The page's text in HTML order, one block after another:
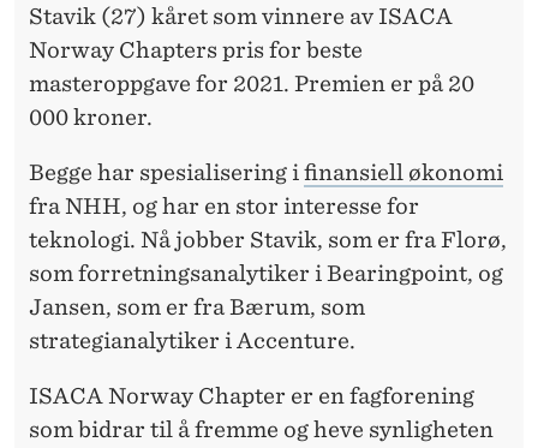
Stavik (27) kåret som vinnere av ISACA
Norway Chapters pris for beste
masteroppgave for 2021. Premien er på 20
000 kroner.
Begge har spesialisering i finansiell økonomi
fra NHH, og har en stor interesse for
teknologi. Nå jobber Stavik, som er fra Florø,
som forretningsanalytiker i Bearingpoint, og
Jansen, som er fra Bærum, som
strategianalytiker i Accenture.
ISACA Norway Chapter er en fagforening
som bidrar til å fremme og heve synligheten